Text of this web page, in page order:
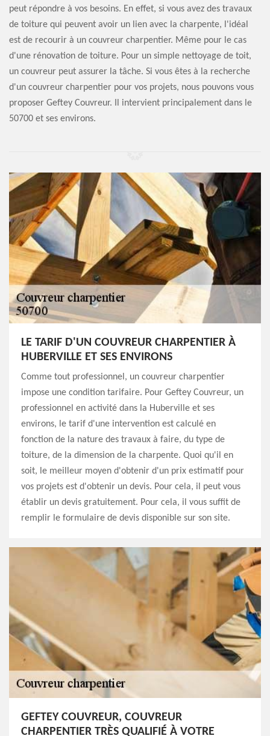
peut répondre à vos besoins. En effet, si vous avez des travaux
de toiture qui peuvent avoir un lien avec la charpente, l'idéal
est de recourir à un couvreur charpentier. Même pour le cas
d'une rénovation de toiture. Pour un simple nettoyage de toit,
un couvreur peut assurer la tâche. Si vous êtes à la recherche
d'un couvreur charpentier pour vos projets, nous pouvons vous
proposer Geftey Couvreur. Il intervient principalement dans le
50700 et ses environs.
LE TARIF D'UN COUVREUR CHARPENTIER À
HUBERVILLE ET SES ENVIRONS
Comme tout professionnel, un couvreur charpentier
impose une condition tarifaire. Pour Geftey Couvreur, un
professionnel en activité dans la Huberville et ses
environs, le tarif d'une intervention est calculé en
fonction de la nature des travaux à faire, du type de
toiture, de la dimension de la charpente. Quoi qu'il en
soit, le meilleur moyen d'obtenir d'un prix estimatif pour
vos projets est d'obtenir un devis. Pour cela, il peut vous
établir un devis gratuitement. Pour cela, il vous suffit de
remplir le formulaire de devis disponible sur son site.
GEFTEY COUVREUR, COUVREUR
CHARPENTIER TRÈS QUALIFIÉ À VOTRE